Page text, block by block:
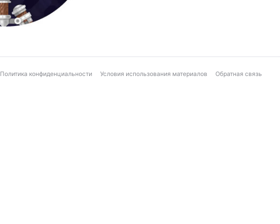
Политика конфиденциальности Условия использования материалов Обратная связь